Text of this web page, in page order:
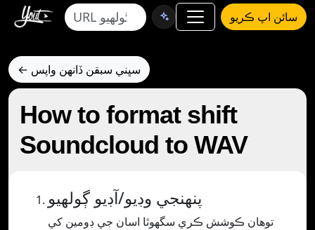
سائن اپ ڪريو
← سڀني سبقن ڏانهن واپس
How to format shift
Soundcloud to WAV
پنھنجي وڊيو/آڊيو ڳولھيو
توھان ڪوشش ڪري سگھوٿا اسان جي ڊومين کي